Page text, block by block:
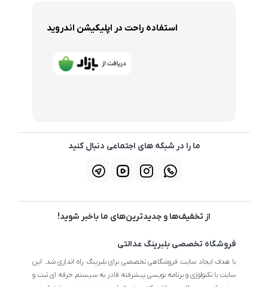
استفاده راحت در اپلیکیشن اندروید
ما را در شبکه های اجتماعی دنبال کنید
از تخفیف‌ها و جدیدترین‌های ما باخبر شوید!
فروشگاه تخصصی بلبرینگ عدالتی
با هدف ایجاد سایت فروشگاهی تخصصی برای بلبرینگ راه اندازی شد. این
سایت با تکنولوژی و برنامه نویسی پیشرفته قادر به سیستم حرفه ای ثبت و